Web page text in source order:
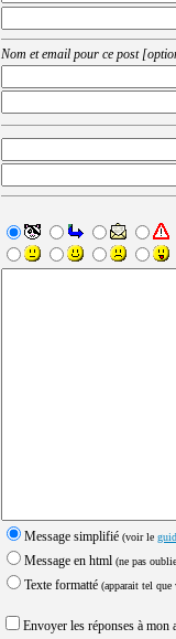
Nom et email pour ce post
Message simplifié (voir le
Message en html (ne pas
Texte formatté (apparait tel que
Envoyer les réponses à mon